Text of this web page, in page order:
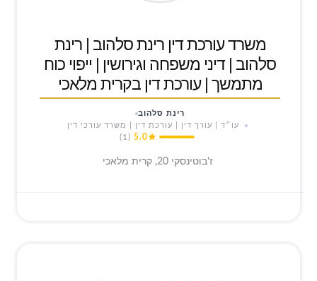
משרד עורכת דין רינת סלהוב | רינת
סלהוב | דיני משפחה וגירושין | ייפוי כוח
מתמשך | עורכת דין בקרית מלאכי
רינת סלהוב
עו״ד | עורך דין | עורכת דין | משרד עורכי דין
5.0
(1)
ז'בוטינסקי 20, קרית מלאכי